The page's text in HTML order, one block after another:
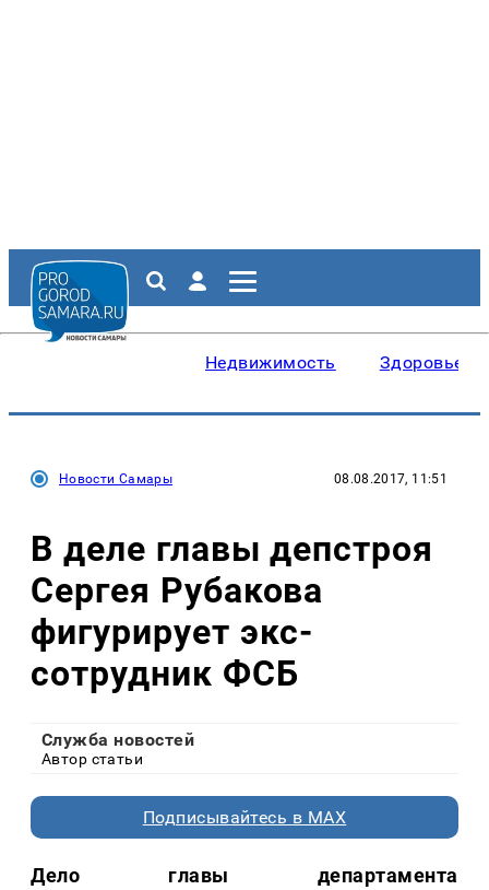
Недвижимость Здоровье
Новости Самары 08.08.2017, 11:51
В деле главы депстроя
Сергея Рубакова
фигурирует экс-
сотрудник ФСБ
Служба новостей
Автор статьи
Подписывайтесь в MAX
Дело главы департамента